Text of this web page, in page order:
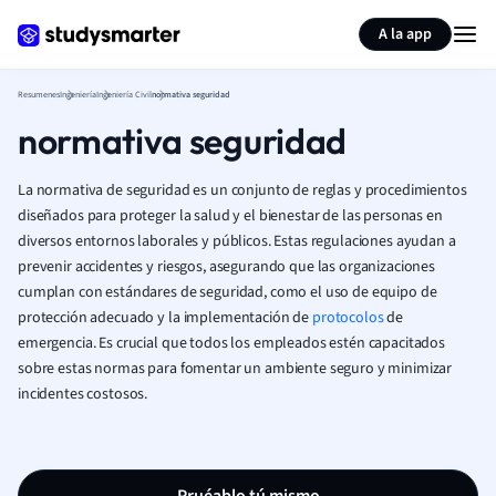
A la app
ResumenesIngenieríaIngeniería Civilnormativa seguridad
normativa seguridad
La normativa de seguridad es un conjunto de reglas y procedimientos
diseñados para proteger la salud y el bienestar de las personas en
diversos entornos laborales y públicos. Estas regulaciones ayudan a
prevenir accidentes y riesgos, asegurando que las organizaciones
cumplan con estándares de seguridad, como el uso de equipo de
protección adecuado y la implementación de protocolosde
emergencia. Es crucial que todos los empleados estén capacitados
sobre estas normas para fomentar un ambiente seguro y minimizar
incidentes costosos.
Resumir página